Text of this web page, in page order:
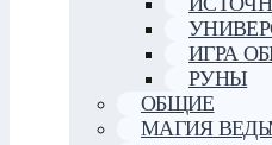
ИГРА
РУНЫ
ОБЩИЕ
МАГИЯ